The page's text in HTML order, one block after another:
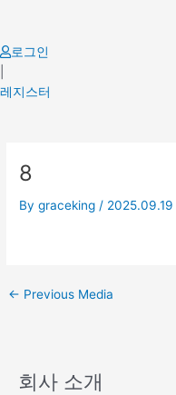
content
로그인
레지스터
8
Bygraceking / 2025.09.19
navigation
← Previous Media
회사 소개